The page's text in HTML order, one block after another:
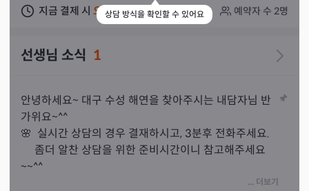
상담 방식을 확인할 수 있어요
지금 결제 시 오늘상담 가능 예약자 수 2명
선생님 소식 1
안녕하세요~ 대구 수성 해연을 찾아주시는 내담자님 반
가위요~^^
🌸  실시간 상담의 경우 결재하시고, 3분후 전화주세요.
~~^^
🌸 방문상담은 저녁7시 전으로  예약 부탁드리고요~ ... 더보기